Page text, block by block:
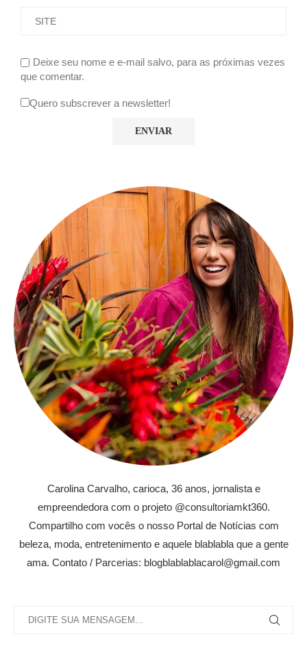
Deixe seu nome e e-mail salvo, para as próximas vezes
que comentar.
Quero subscrever a newsletter!
Carolina Carvalho, carioca, 36 anos, jornalista e
empreendedora com o projeto @consultoriamkt360.
Compartilho com vocês o nosso Portal de Notícias com
beleza, moda, entretenimento e aquele blablabla que a gente
ama. Contato / Parcerias: blogblablablacarol@gmail.com